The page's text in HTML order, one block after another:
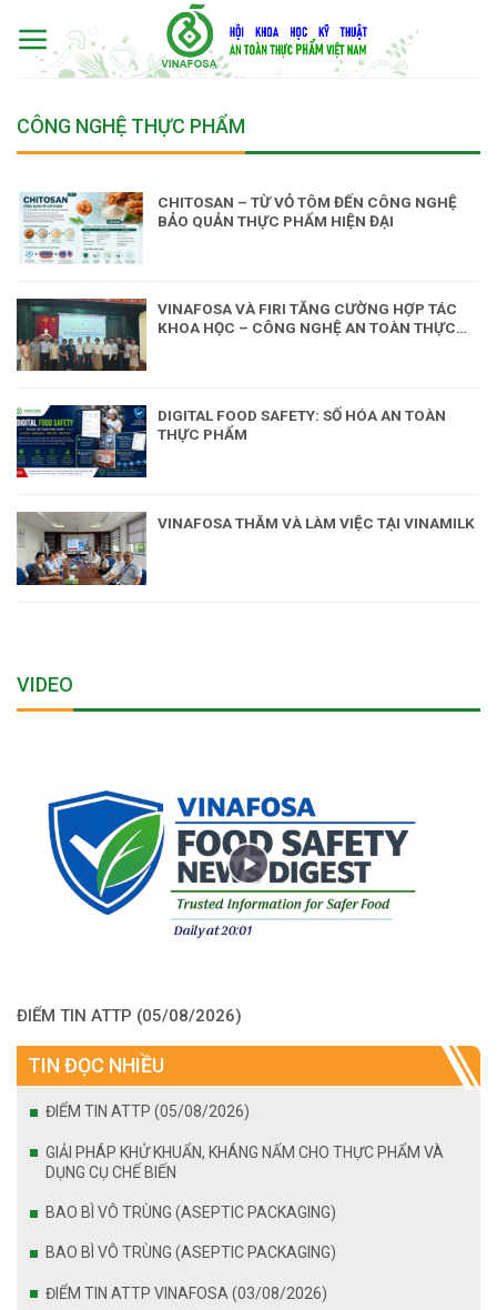
content
CÔNG NGHỆ THỰC PHẨM
CHITOSAN – TỪ VỎ TÔM ĐẾN CÔNG NGHỆ
BẢO QUẢN THỰC PHẨM HIỆN ĐẠI
VINAFOSA VÀ FIRI TĂNG CƯỜNG HỢP TÁC
KHOA HỌC – CÔNG NGHỆ AN TOÀN THỰC
DIGITAL FOOD SAFETY: SỐ HÓA AN TOÀN
THỰC PHẨM
VINAFOSA THĂM VÀ LÀM VIỆC TẠI VINAMILK
VIDEO
ĐIỂM TIN ATTP (05/08/2026)
TIN ĐỌC NHIỀU
ĐIỂM TIN ATTP (05/08/2026)
GIẢI PHÁP KHỬ KHUẨN, KHÁNG NẤM CHO THỰC PHẨM VÀ
DỤNG CỤ CHẾ BIẾN
BAO BÌ VÔ TRÙNG (ASEPTIC PACKAGING)
BAO BÌ VÔ TRÙNG (ASEPTIC PACKAGING)
ĐIỂM TIN ATTP VINAFOSA (03/08/2026)